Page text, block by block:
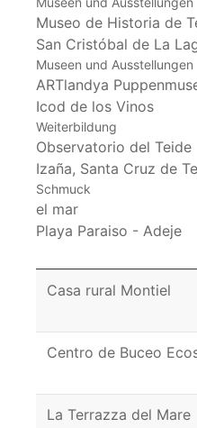
Museo de Historia de
San Cristóbal de La
Museen und Ausstellungen
ARTlandya
Icod de los Vinos
Weiterbildung
Observatorio del Teide
Izaña, Santa Cruz de
Schmuck
el mar
Playa Paraiso - Adeje
Casa rural Montiel
Centro de Buceo
La Terrazza del Mare